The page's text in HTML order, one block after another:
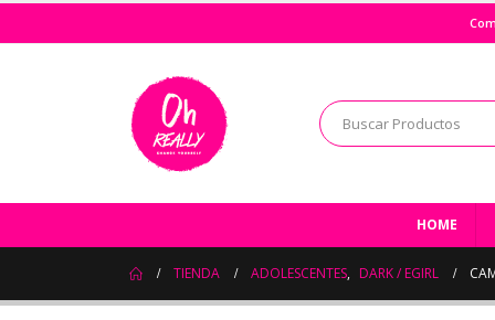
HOME
TIENDA ADOLESCENTES, DARK / EGIRL